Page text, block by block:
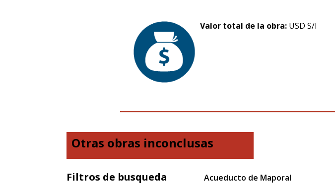
Valor total de la obra: USD S/I
Otras obras inconclusas
Filtros de busqueda
Acueducto de Maporal